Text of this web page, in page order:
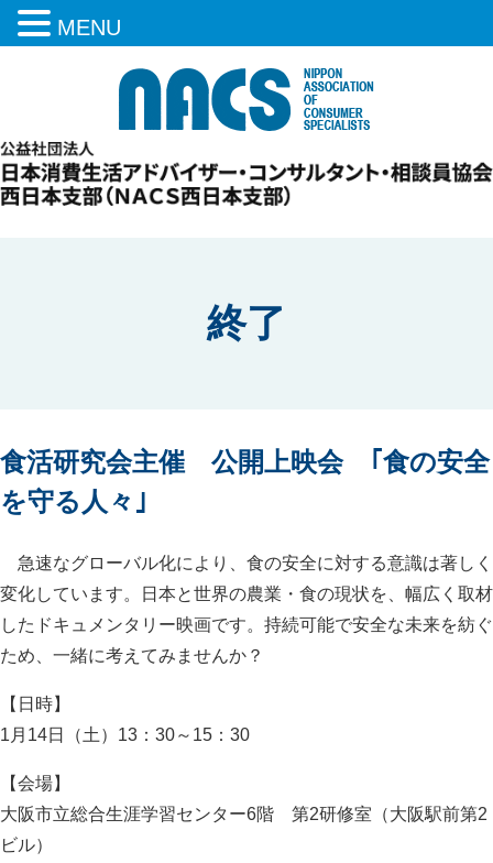
終了
食活研究会主催 公開上映会 ｢食の安全
を守る人々｣
急速なグローバル化により、食の安全に対する意識は著しく
変化しています。日本と世界の農業・食の現状を、幅広く取材
したドキュメンタリー映画です。持続可能で安全な未来を紡ぐ
ため、一緒に考えてみませんか？
【日時】
1月14日（土）13：30～15：30
【会場】
大阪市立総合生涯学習センター6階 第2研修室（大阪駅前第2
ビル）
MENU